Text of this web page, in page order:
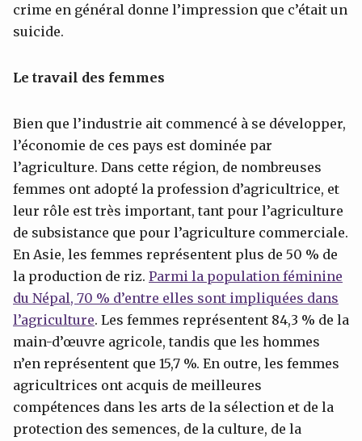
crime en général donne l’impression que c’était un
suicide.
Le travail des femmes
Bien que l’industrie ait commencé à se développer,
l’économie de ces pays est dominée par
l’agriculture. Dans cette région, de nombreuses
femmes ont adopté la profession d’agricultrice, et
leur rôle est très important, tant pour l’agriculture
de subsistance que pour l’agriculture commerciale.
En Asie, les femmes représentent plus de 50 % de
la production de riz. Parmi la population féminine
du Népal, 70 % d’entre elles sont impliquées dans
l’agriculture. Les femmes représentent 84,3 % de la
main-d’œuvre agricole, tandis que les hommes
n’en représentent que 15,7 %. En outre, les femmes
agricultrices ont acquis de meilleures
compétences dans les arts de la sélection et de la
protection des semences, de la culture, de la